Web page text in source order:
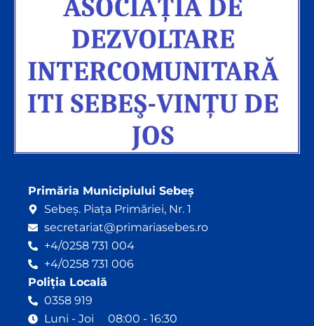
Primăria Municipiului Sebeș
Sebeș. Piața Primăriei, Nr. 1
secretariat@primariasebes.ro
+4/0258 731 004
+4/0258 731 006
Poliția Locală
0358 919
Luni - Joi 08:00 - 16:30